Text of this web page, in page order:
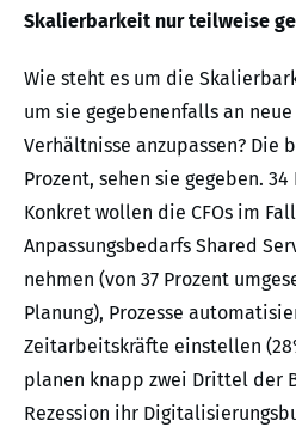
Skalierbarkeit nur teilweise
Wie steht es um die
um sie gegebenenfalls an
Verhältnisse anzupassen? Die
Prozent, sehen sie gegeben.
Konkret wollen die CFOs im
Anpassungsbedarfs Shared
nehmen (von 37 Prozent
Planung), Prozesse
Zeitarbeitskräfte einstellen
planen knapp zwei Drittel der
Rezession ihr